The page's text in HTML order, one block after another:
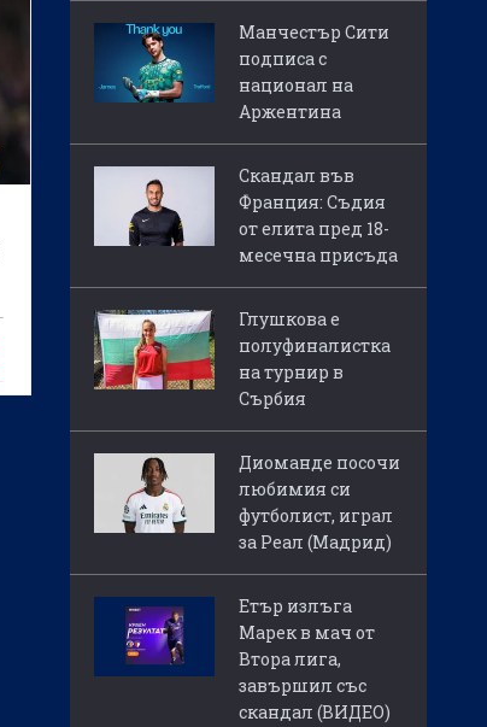
Манчестър Сити
подписа с
национал на
Аржентина
Скандал във
Франция: Съдия
от елита пред 18-
месечна присъда
Глушкова е
полуфиналистка
на турнир в
Сърбия
Диоманде посочи
любимия си
футболист, играл
за Реал (Мадрид)
Етър излъга
Марек в мач от
Втора лига,
завършил със
скандал (ВИДЕО)